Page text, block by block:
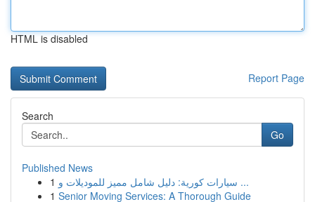
HTML is disabled
Report Page
Search
Go
Published News
1
سيارات كورية: دليل شامل مميز للموديلات و ...
1 Senior Moving Services: A Thorough Guide